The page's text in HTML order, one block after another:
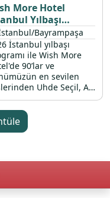
More Hotel
Yılbaşı
2026
Bayrampaşa
İstanbul yılbaşı
ile Wish More
90’lar ve
en sevilen
Uhde Seçil, Ali
ve Gül Çetin’in canlı
renkli
Aralık 2025 gecesi
bekliyor.